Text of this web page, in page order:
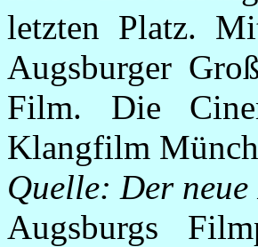
letzten Platz.
Augsburger
Film. Die
Klangfilm
Quelle: Der
Augsburgs